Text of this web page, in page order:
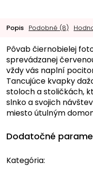
Popis Podobné (8)
Pôvab čiernobielej
sprevádzanej
vždy vás naplní
Tancujúce kvapky
stoloch a stoličkách,
slnko a svojich
miesto útulným
Dodatočné
Kategória: